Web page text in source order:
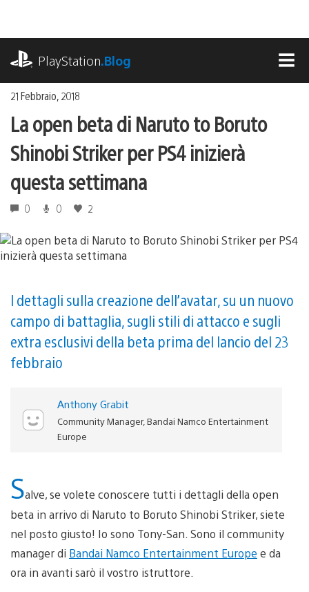
contenuto
PlayStation.Blog
21 Febbraio, 2018
La open beta di Naruto to Boruto
Shinobi Striker per PS4 inizierà
questa settimana
0 0 2
I dettagli sulla creazione dell’avatar, su un nuovo
campo di battaglia, sugli stili di attacco e sugli
extra esclusivi della beta prima del lancio del 23
febbraio
Anthony Grabit
Community Manager, Bandai Namco Entertainment
Europe
Salve, se volete conoscere tutti i dettagli della open
beta in arrivo di Naruto to Boruto Shinobi Striker, siete
nel posto giusto! Io sono Tony-San. Sono il community
manager di Bandai Namco Entertainment Europe e da
ora in avanti sarò il vostro istruttore.